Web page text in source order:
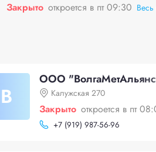
Закрыто откроется в пт 09:30 Весь
В
ООО
Калужская 270
Закрыто откроется в пт
+7 (919) 987-56-96